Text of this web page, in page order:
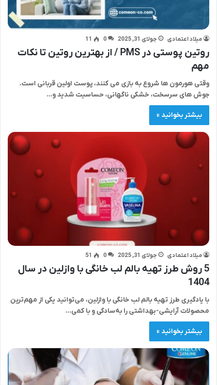
میلاد اعتمادی جولای 31, 2025 0
11
روتین پوستی در PMS / از بهترین روتین تا نکات
مهم
وقتی هورمون ها شروع به بازی می کنند، پوست اولین قربانی است.
جوش های سرسخت، خشکی ناگهانی، حساسیت شدید و…
بیشتر بخوانید »
میلاد اعتمادی جولای 31, 2025 0
51
5 روش طرز تهیه بالم لب خانگی با وازلین در سال
1404
با یادگیری طرز تهیه بالم لب خانگی با وازلین، می‌توانید یکی از مهم‌ترین
محصولات آرایشی-بهداشتی را به‌سادگی و با کمی…
بیشتر بخوانید »